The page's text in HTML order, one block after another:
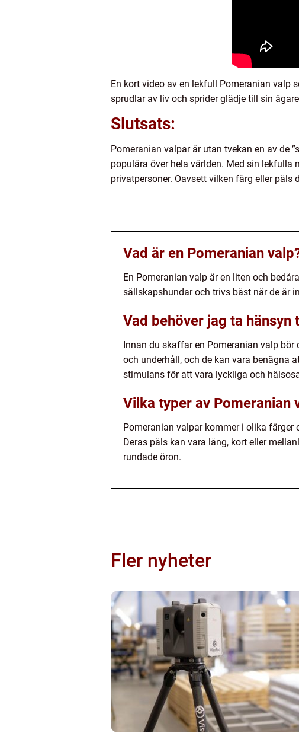
En kort video av en lekfull Pomeranian valp
sprudlar av liv och sprider glädje till sin
Slutsats:
Pomeranian valpar är utan tvekan en av de
populära över hela världen. Med sin
privatpersoner. Oavsett vilken färg eller
Vad är en Pomeranian
En Pomeranian valp är en liten och
sällskapshundar och trivs bäst när de är
Vad behöver jag ta
Innan du skaffar en Pomeranian valp
och underhåll, och de kan vara benägna
stimulans för att vara lyckliga och
Vilka typer av Pomeranian
Pomeranian valpar kommer i olika färger
Deras päls kan vara lång, kort eller
rundade öron.
Fler nyheter